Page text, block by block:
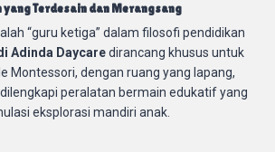
Terdesain dan Merangsang
“guru ketiga” dalam filosofi pendidikan
Adinda Daycaredirancang khusus untuk
Montessori, dengan ruang yang lapang,
peralatan bermain edukatif yang
eksplorasi mandiri anak.